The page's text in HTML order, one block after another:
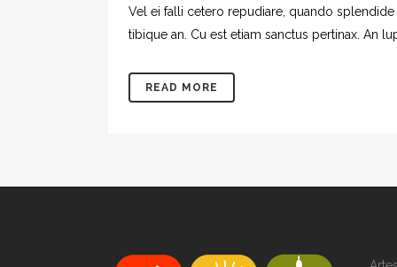
Vel ei falli cetero repudiare, quando
tibique an. Cu est etiam sanctus pertinax. An
READ MORE